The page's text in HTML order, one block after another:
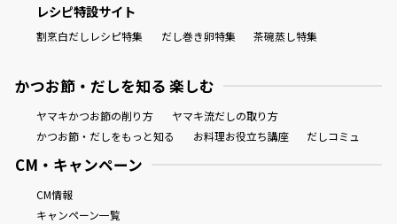
レシピ特設サイト
割烹白だしレシピ特集 だし巻き卵特集 茶碗蒸し特集
かつお節・だしを知る 楽しむ
ヤマキかつお節の削り方
ヤマキ流だしの取り方
かつお節・だしをもっと知る
お料理お役立ち講座 だしコミュ
CM・キャンペーン
CM情報
キャンペーン一覧